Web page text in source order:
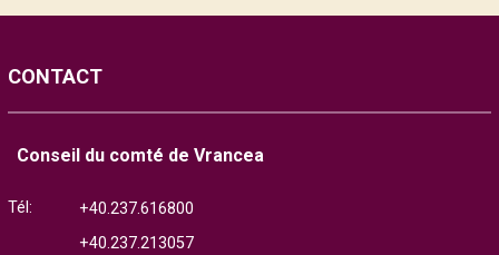
CONTACT
Conseil du comté de Vrancea
Tél:
+40.237.616800
+40.237.213057